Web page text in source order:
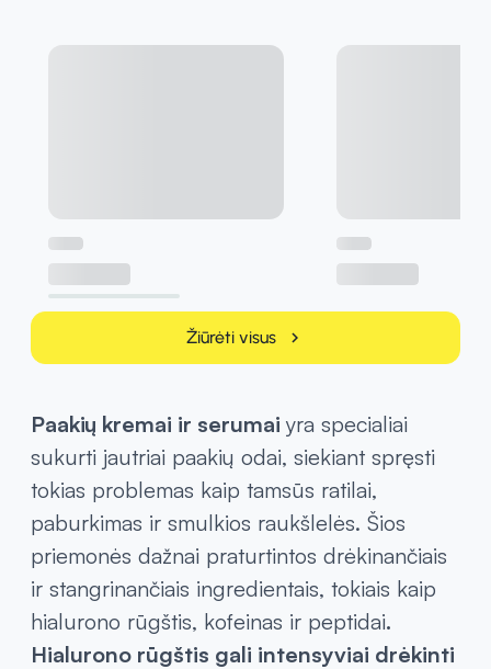
Žiūrėti visus chevron_right
Paakių kremai ir serumai yra specialiai
sukurti jautriai paakių odai, siekiant spręsti
tokias problemas kaip tamsūs ratilai,
paburkimas ir smulkios raukšlelės. Šios
priemonės dažnai praturtintos drėkinančiais
ir stangrinančiais ingredientais, tokiais kaip
hialurono rūgštis, kofeinas ir peptidai.
Hialurono rūgštis gali intensyviai drėkinti